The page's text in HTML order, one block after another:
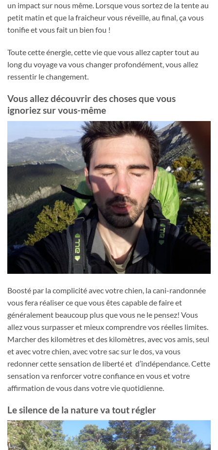
un impact sur nous même. Lorsque vous sortez de la tente au
petit matin et que la fraicheur vous réveille, au final, ça vous
tonifie et vous fait un bien fou !
Toute cette énergie, cette vie que vous allez capter tout au
long du voyage va vous changer profondément, vous allez
ressentir le changement.
Vous allez découvrir des choses que vous
ignoriez sur vous-même
Boosté par la complicité avec votre chien, la cani-randonnée
vous fera réaliser ce que vous êtes capable de faire et
généralement beaucoup plus que vous ne le pensez! Vous
allez vous surpasser et mieux comprendre vos réelles limites.
Marcher des kilomètres et des kilomètres, avec vos amis, seul
et avec votre chien, avec votre sac sur le dos, va vous
redonner cette sensation de liberté et d’indépendance. Cette
sensation va renforcer votre confiance en vous et votre
affirmation de vous dans votre vie quotidienne.
Le silence de la nature va tout régler